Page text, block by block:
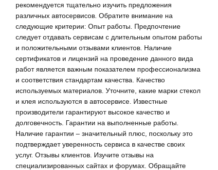
рекомендуется тщательно изучить предложения
различных автосервисов. Обратите внимание на
следующие критерии: Опыт работы. Предпочтение
следует отдавать сервисам с длительным опытом работы
и положительными отзывами клиентов. Наличие
сертификатов и лицензий на проведение данного вида
работ является важным показателем профессионализма
и соответствия стандартам качества. Качество
используемых материалов. Уточните, какие марки стекол
и клея используются в автосервисе. Известные
производители гарантируют высокое качество и
долговечность. Гарантии на выполненные работы.
Наличие гарантии – значительный плюс, поскольку это
подтверждает уверенность сервиса в качестве своих
услуг. Отзывы клиентов. Изучите отзывы на
специализированных сайтах и форумах. Обращайте